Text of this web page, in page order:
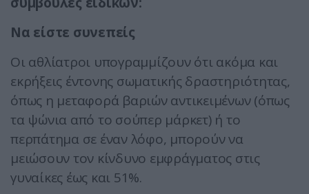
Να είστε συνεπείς
Οι αθλίατροι υπογραμμίζουν ότι ακόμα και
εκρήξεις έντονης σωματικής δραστηριότητας,
όπως η μεταφορά βαριών αντικειμένων (όπως
τα ψώνια από το σούπερ μάρκετ) ή το
περπάτημα σε έναν λόφο, μπορούν να
μειώσουν τον κίνδυνο εμφράγματος στις
γυναίκες έως και 51%.